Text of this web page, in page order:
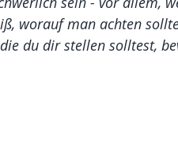
worauf man achten
du dir stellen solltest,